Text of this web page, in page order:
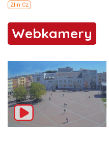
Webkamery